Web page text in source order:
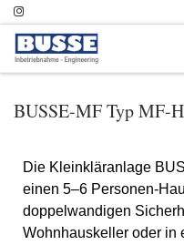
Zum Inhalt springen
BUSSE-MF Typ MF-
Die Kleinkläranlage
einen 5–6 Personen-
doppelwandigen
Wohnhauskeller oder in